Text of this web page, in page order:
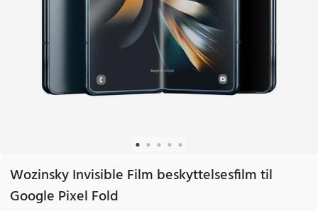
Wozinsky Invisible Film beskyttelsesfilm til
Google Pixel Fold